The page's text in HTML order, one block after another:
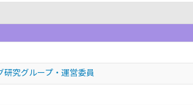
究グループ・運営委員